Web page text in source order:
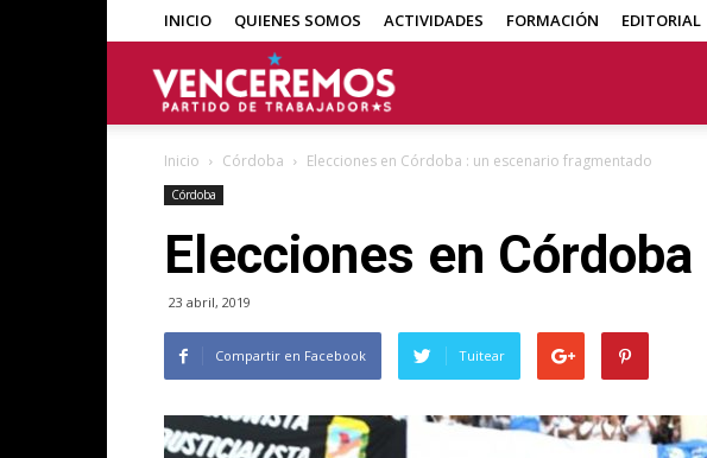
INICIO QUIENES SOMOS ACTIVIDADES FORMACIÓN EDITORIAL
Inicio Córdoba Elecciones en Córdoba : un escenario fragmentado
Córdoba
Elecciones en
23 abril, 2019
Compartir en Facebook Tuitear